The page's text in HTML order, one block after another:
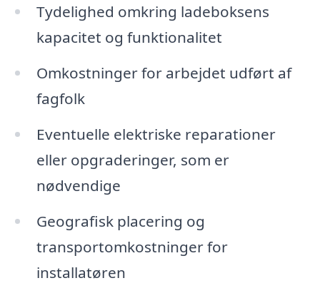
Tydelighed omkring ladeboksens
kapacitet og funktionalitet
Omkostninger for arbejdet udført af
fagfolk
Eventuelle elektriske reparationer
eller opgraderinger, som er
nødvendige
Geografisk placering og
transportomkostninger for
installatøren